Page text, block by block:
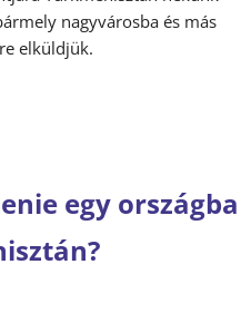
nagyvárosba és más
elküldjük.
egy országba